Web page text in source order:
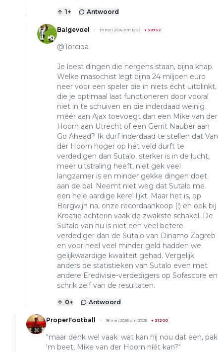
1+ Antwoord
Balgevoel 19 mei 2026 om 12:22 + 38732
@Torcida
Je leest dingen die nergens staan, bijna knap.
Welke masochist legt bijna 24 miljoen euro
neer voor een speler die in niets écht uitblinkt,
die je optimaal laat functioneren door vooral
niet in te schuiven en die inderdaad weinig
méér aan Ajax toevoegt dan een Mike van der
Hoorn aan Utrecht of een Gerrit Nauber aan
Go Ahead? Ik durf inderdaad te stellen dat Van
der Hoorn hoger op het veld durft te
verdedigen dan Sutalo, sterker is in de lucht,
meer uitstraling heeft, niet gek veel
langzamer is en minder gekke dingen doet
aan de bal. Neemt niet weg dat Sutalo me
een hele aardige kerel lijkt. Maar het is, op
Bergwijn na, onze recordaankoop (!) en ook bij
Kroatië achterin vaak de zwakste schakel. De
Sutalo van nu is niet een veel betere
verdediger dan de Sutalo van Dinamo Zagreb
en voor heel veel minder geld hadden we
gelijkwaardige kwaliteit gehad. Vergelijk
anders de statistieken van Sutalo even met
andere Eredivisie-verdedigers op Sofascore en
schrik zelf van de resultaten.
0+ Antwoord
ProperFootball 18 mei 2026 om 20:25 + 21200
"maar denk wel vaak: wat kan hij nou dat een, pak
'm beet, Mike van der Hoorn níét kan?"